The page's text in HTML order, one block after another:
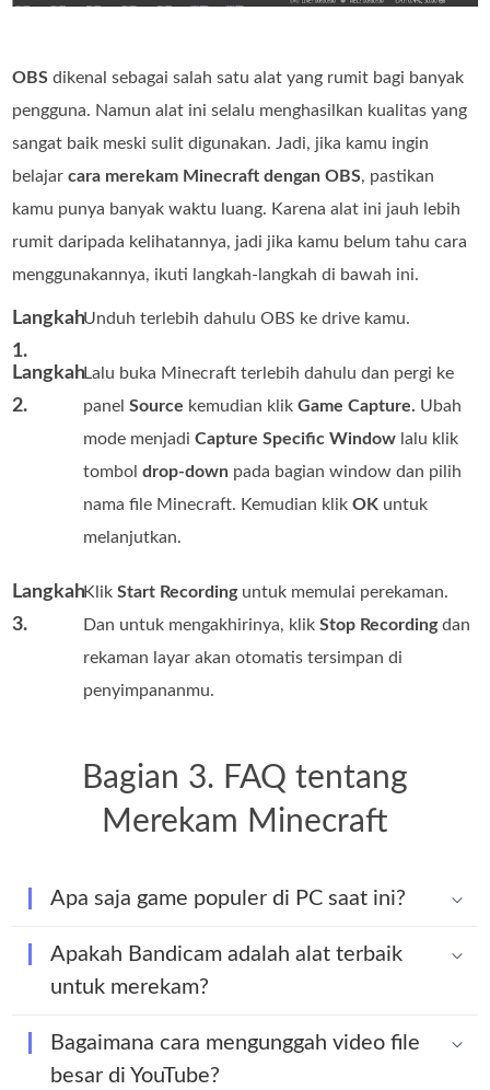
OBS dikenal sebagai salah satu alat yang rumit bagi banyak
pengguna. Namun alat ini selalu menghasilkan kualitas yang
sangat baik meski sulit digunakan. Jadi, jika kamu ingin
belajarcara merekam Minecraft dengan OBS, pastikan
kamu punya banyak waktu luang. Karena alat ini jauh lebih
rumit daripada kelihatannya, jadi jika kamu belum tahu cara
menggunakannya, ikuti langkah-langkah di bawah ini.
Langkah
1.
Unduh terlebih dahulu OBS ke drive kamu.
Langkah
2.
Lalu buka Minecraft terlebih dahulu dan pergi ke
panelSource kemudian klikGame Capture. Ubah
mode menjadiCapture Specific Window lalu klik
tomboldrop-down pada bagian window dan pilih
nama file Minecraft. Kemudian klikOK untuk
melanjutkan.
Langkah
3.
KlikStart Recordinguntuk memulai perekaman.
Dan untuk mengakhirinya, klikStop Recordingdan
rekaman layar akan otomatis tersimpan di
penyimpananmu.
Bagian 3. FAQ tentang
Merekam Minecraft
Apa saja game populer di PC saat ini?
Apakah Bandicam adalah alat terbaik
untuk merekam?
Bagaimana cara mengunggah video file
besar di YouTube?